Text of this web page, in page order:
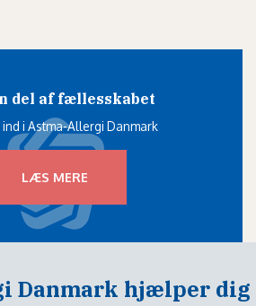
del af fællesskabet
i Astma-Allergi Danmark
LÆS MERE
Danmark hjælper dig